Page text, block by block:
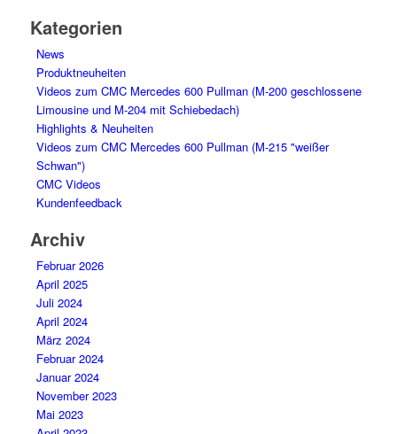
Kategorien
News
Produktneuheiten
Videos zum CMC Mercedes 600 Pullman (M-200 geschlossene
Limousine und M-204 mit Schiebedach)
Highlights & Neuheiten
Videos zum CMC Mercedes 600 Pullman (M-215 "weißer
Schwan")
CMC Videos
Kundenfeedback
Archiv
Februar 2026
April 2025
Juli 2024
April 2024
März 2024
Februar 2024
Januar 2024
November 2023
Mai 2023